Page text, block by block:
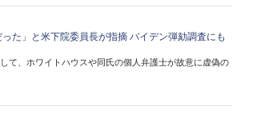
た」と米下院委員長が指摘 バイデン弾劾調査にも
て、ホワイトハウスや同氏の個人弁護士が故意に虚偽の